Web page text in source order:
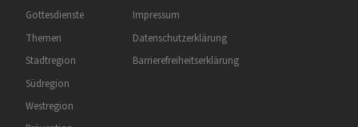
Gottesdienste
Themen
Stadtregion
Südregion
Westregion
Impressum
Datenschutzerklärung
Barrierefreiheitserklärung